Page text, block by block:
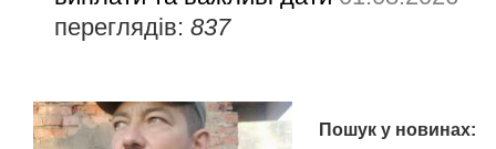
переглядів:837
Пошук у новинах: